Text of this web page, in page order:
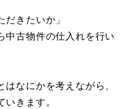
だきたいか」
中古物件の仕入れを行い
なにかを考えながら、
いきます。